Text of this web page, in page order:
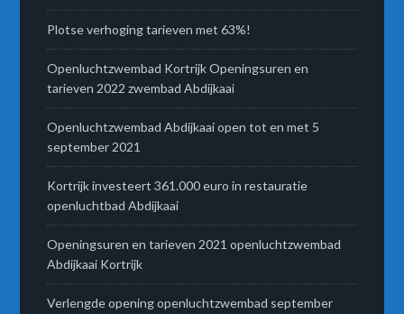
Plotse verhoging tarieven met 63%!
Openluchtzwembad Kortrijk Openingsuren en
tarieven 2022 zwembad Abdijkaai
Openluchtzwembad Abdijkaai open tot en met 5
september 2021
Kortrijk investeert 361.000 euro in restauratie
openluchtbad Abdijkaai
Openingsuren en tarieven 2021 openluchtzwembad
Abdijkaai Kortrijk
Verlengde opening openluchtzwembad september